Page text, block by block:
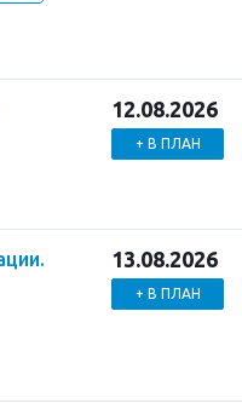
12.08.2026
+ В ПЛАН
13.08.2026
+ В ПЛАН